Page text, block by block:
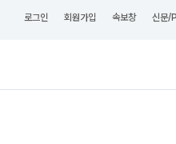
로그인 회원가입 속보창 신문/